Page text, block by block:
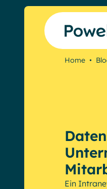
Skip to content
Home •
Ein